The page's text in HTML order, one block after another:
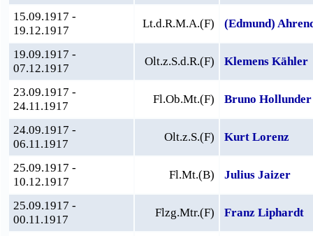
15.09.1917 -
19.12.1917
Lt.d.R.M.A.(F) (Edmund)
19.09.1917 -
07.12.1917
Olt.z.S.d.R.(F) Klemens Kähler
23.09.1917 -
24.11.1917
Fl.Ob.Mt.(F) Bruno Hollunder
24.09.1917 -
06.11.1917
Olt.z.S.(F) Kurt Lorenz
25.09.1917 -
10.12.1917
Fl.Mt.(B) Julius Jaizer
25.09.1917 -
00.11.1917
Flzg.Mtr.(F) Franz Liphardt